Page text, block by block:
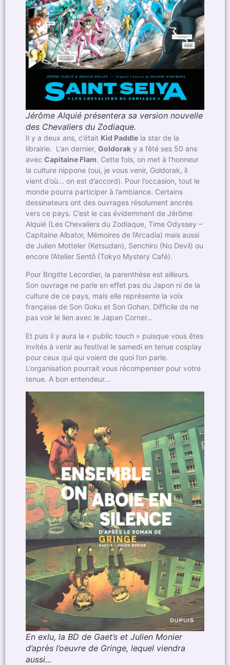
Jérôme Alquié présentera sa version nouvelle
des Chevaliers du Zodiaque.
Il y a deux ans, c’était Kid Paddle la star de la
librairie. L’an dernier, Goldorak y a fêté ses 50 ans
avec Capitaine Flam. Cette fois, on met à l’honneur
la culture nippone (oui, je vous venir, Goldorak, il
vient d’où… on est d’accord). Pour l’occasion, tout le
monde pourra participer à l’ambiance. Certains
dessinateurs ont des ouvrages résolument ancrés
vers ce pays. C’est le cas évidemment de Jérôme
Alquié (Les Chevaliers du Zodiaque, Time Odyssey –
Capitaine Albator, Mémoires de l’Arcadia) mais aussi
de Julien Motteler (Ketsudan), Senchiro (No Devil) ou
encore l’Atelier Sentô (Tokyo Mystery Café).
Pour Brigitte Lecordier, la parenthèse est ailleurs.
Son ouvrage ne parle en effet pas du Japon ni de la
culture de ce pays, mais elle représente la voix
française de Son Goku et Son Gohan. Difficile de ne
pas voir le lien avec le Japan Corner…
Et puis il y aura la « public touch » puisque vous êtes
invités à venir au festival le samedi en tenue cosplay
pour ceux qui qui voient de quoi l’on parle.
L’organisation pourrait vous récompenser pour votre
tenue. A bon entendeur…
En exlu, la BD de Gaet’s et Julien Monier
d’après l’oeuvre de Gringe, lequel viendra
aussi…